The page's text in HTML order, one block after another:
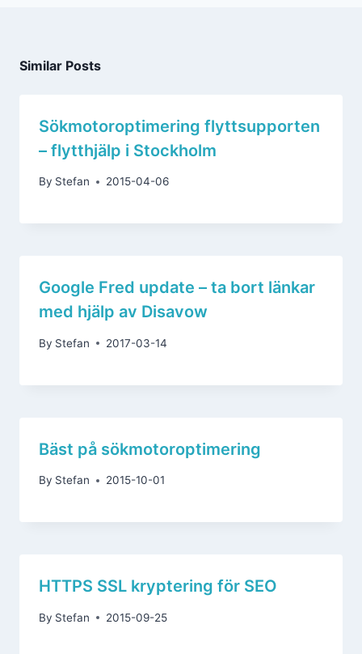
Similar Posts
Sökmotoroptimering flyttsupporten
– flytthjälp i Stockholm
By Stefan 2015-04-06
Google Fred update – ta bort länkar
med hjälp av Disavow
By Stefan 2017-03-14
Bäst på sökmotoroptimering
By Stefan 2015-10-01
HTTPS SSL kryptering för SEO
By Stefan 2015-09-25